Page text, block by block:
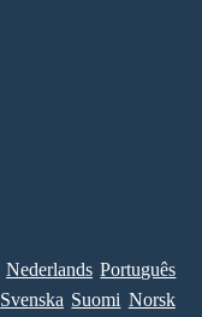
Nederlands Português
Svenska Suomi Norsk